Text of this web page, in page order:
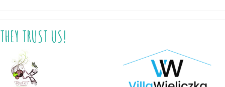
THEY TRUST US!